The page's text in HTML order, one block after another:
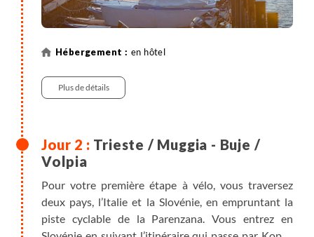
en hôtel
Plus de détails
Trieste / Muggia - Buje /
Volpia
Pour votre première étape à vélo, vous traversez
deux pays, l’Italie et la Slovénie, en empruntant la
piste cyclable de la Parenzana. Vous entrez en